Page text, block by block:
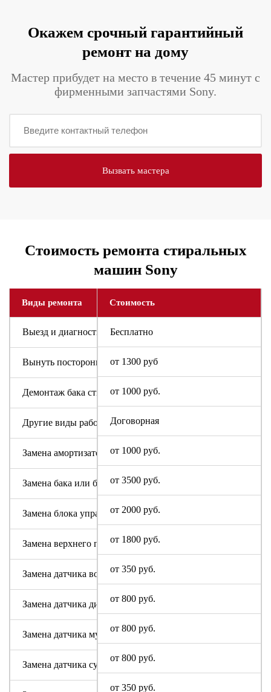
Окажем срочный гарантийный
ремонт на дому
Мастер прибудет на место в течение 45 минут с
фирменными запчастями Sony.
Стоимость ремонта стиральных
машин Sony
Стоимость
Бесплатно
от 1300 руб
от 1000 руб.
Договорная
от 1000 руб.
от 3500 руб.
от 2000 руб.
от 1800 руб.
от 350 руб.
от 800 руб.
от 800 руб.
от 800 руб.
от 350 руб.
Виды ремонта
Выезд и диагностика
Вынуть посторонний предмет
Демонтаж бака стиральной машины Sony
Другие виды работ
Замена амортизаторов
Замена бака или барабана
Замена блока управления или индикации
Замена верхнего противовеса
Замена датчика воды
Замена датчика дисбаланса белья
Замена датчика мутности
Замена датчика сушки